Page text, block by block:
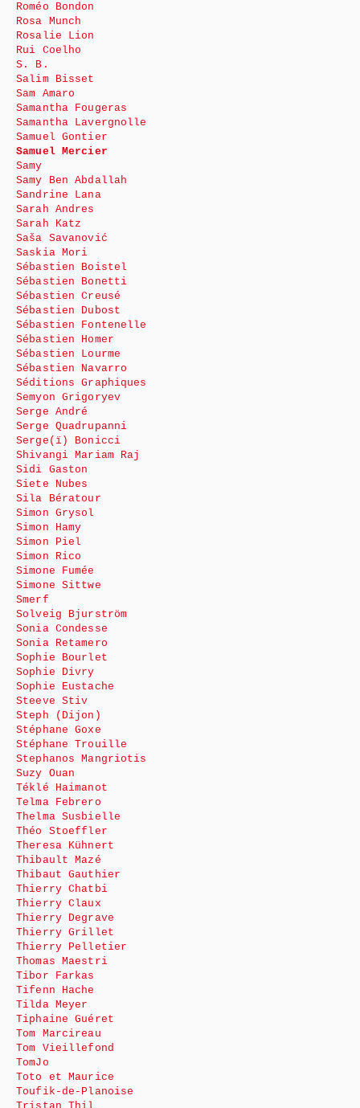
Roméo Bondon
Rosa Munch
Rosalie Lion
Rui Coelho
S. B.
Salim Bisset
Sam Amaro
Samantha Fougeras
Samantha Lavergnolle
Samuel Gontier
Samuel Mercier
Samy
Samy Ben Abdallah
Sandrine Lana
Sarah Andres
Sarah Katz
Saša Savanović
Saskia Mori
Sébastien Boistel
Sébastien Bonetti
Sébastien Creusé
Sébastien Dubost
Sébastien Fontenelle
Sébastien Homer
Sébastien Lourme
Sébastien Navarro
Séditions Graphiques
Semyon Grigoryev
Serge André
Serge Quadrupanni
Serge(ï) Bonicci
Shivangi Mariam Raj
Sidi Gaston
Siete Nubes
Sila Bératour
Simon Grysol
Simon Hamy
Simon Piel
Simon Rico
Simone Fumée
Simone Sittwe
Smerf
Solveig Bjurström
Sonia Condesse
Sonia Retamero
Sophie Bourlet
Sophie Divry
Sophie Eustache
Steeve Stiv
Steph (Dijon)
Stéphane Goxe
Stéphane Trouille
Stephanos Mangriotis
Suzy Ouan
Téklé Haimanot
Telma Febrero
Thelma Susbielle
Théo Stoeffler
Theresa Kühnert
Thibault Mazé
Thibaut Gauthier
Thierry Chatbi
Thierry Claux
Thierry Degrave
Thierry Grillet
Thierry Pelletier
Thomas Maestri
Tibor Farkas
Tifenn Hache
Tilda Meyer
Tiphaine Guéret
Tom Marcireau
Tom Vieillefond
TomJo
Toto et Maurice
Toufik-de-Planoise